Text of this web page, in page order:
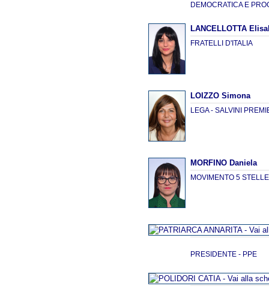
DEMOCRATICA E
LANCELLOTTA
FRATELLI D'ITALIA
LOIZZO Simona
LEGA - SALVINI
MORFINO Daniela
MOVIMENTO 5 STELLE
PRESIDENTE - PPE